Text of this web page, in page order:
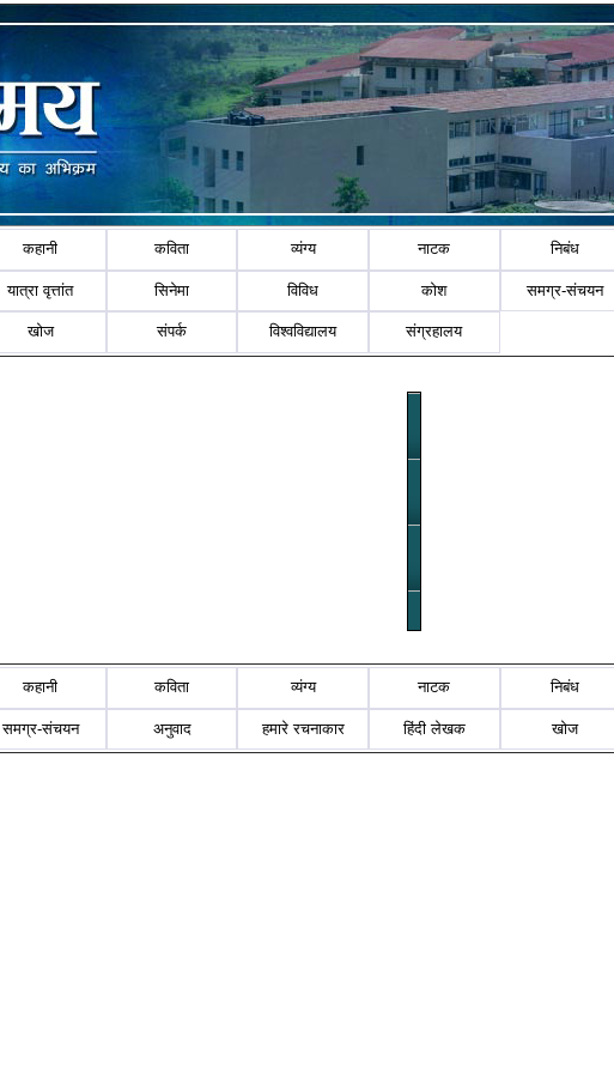
कहानी कविता व्यंग्य नाटक निबंध
यात्रा वृत्तांत सिनेमा विविध कोश समग्र-संचयन
खोज संपर्क विश्वविद्यालय संग्रहालय
कहानी कविता व्यंग्य नाटक निबंध
समग्र-संचयन अनुवाद हमारे रचनाकार हिंदी लेखक खोज